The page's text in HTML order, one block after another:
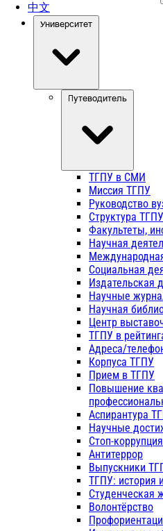
中文
Университет
Путеводитель
ТГПУ в СМИ
Миссия ТГПУ
Руководство
Структура ТГПУ
Факультеты,
Научная
Социальная
Издательская
Научные
Научная
Центр
ТГПУ в
Адреса/
Корпуса ТГПУ
Прием в ТГПУ
Повышение
Аспирантура
Научные
Стоп-
Антитеррор
Выпускники
ТГПУ: история
Студенческая
Волонтёрство